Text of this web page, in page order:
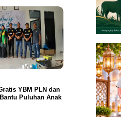
YBM PLN dan
Puluhan Anak